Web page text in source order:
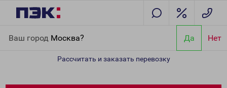
Ваш город Москва? Да Нет
Рассчитать и заказать перевозку